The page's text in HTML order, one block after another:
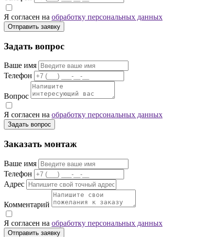
Я согласен на обработку персональных данных
Отправить заявку
Задать вопрос
Ваше имя
Телефон
Вопрос
Я согласен на обработку персональных данных
Задать вопрос
Заказать монтаж
Ваше имя
Телефон
Адрес
Комментарий
Я согласен на обработку персональных данных
Отправить заявку